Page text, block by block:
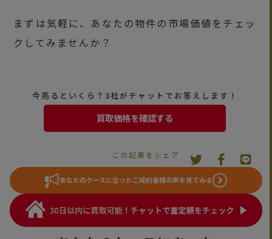
まずは気軽に、あなたの物件の市場価値をチェッ
クしてみませんか？
今売るといくら？3社がチャットでお答えします！
買取価格を確認する
この記事をシェア
あなたのケースに合ったご成約者様の声を見てみる